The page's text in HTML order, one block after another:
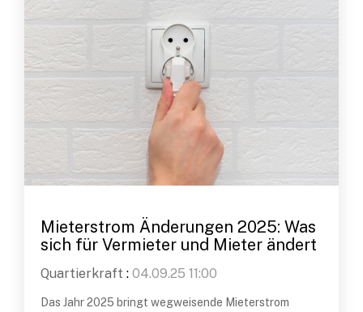
Mieterstrom Änderungen 2025: Was
sich für Vermieter und Mieter ändert
Quartierkraft : 04.09.25 11:00
Das Jahr 2025 bringt wegweisende Mieterstrom